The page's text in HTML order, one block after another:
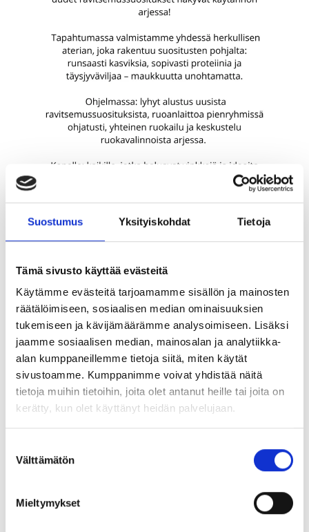
Suostumus Yksityiskohdat Tietoja
Tämä sivusto käyttää evästeitä
Käytämme evästeitä tarjoamamme sisällön ja mainosten
räätälöimiseen, sosiaalisen median ominaisuuksien
tukemiseen ja kävijämäärämme analysoimiseen. Lisäksi
jaamme sosiaalisen median, mainosalan ja analytiikka-
alan kumppaneillemme tietoja siitä, miten käytät
sivustoamme. Kumppanimme voivat yhdistää näitä
tietoja muihin tietoihin, joita olet antanut heille tai joita on
kerätty, kun olet käyttänyt heidän palvelujaan.
valinta
Välttämätön
Mieltymykset
Jaa:
UUSIMMAT TAPAHTUMAT